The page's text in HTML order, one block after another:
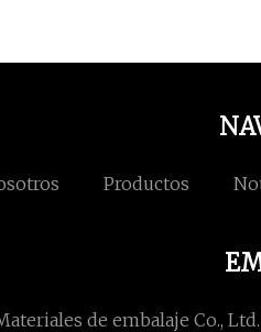
Productos
de embalaje Co.,